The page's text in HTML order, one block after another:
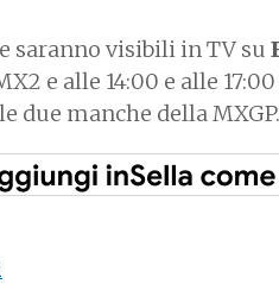
saranno visibili in TV su
e alle 14:00 e alle
due manche della MXGP.